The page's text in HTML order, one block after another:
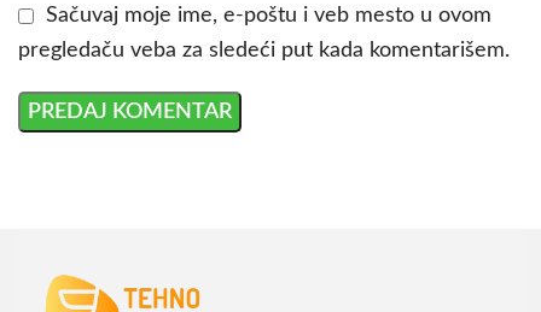
Sačuvaj moje ime, e-poštu i veb mesto u ovom
pregledaču veba za sledeći put kada komentarišem.